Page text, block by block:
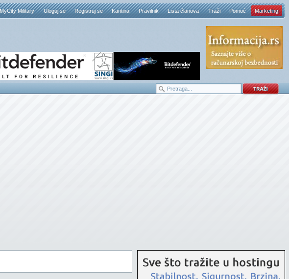
MyCity Military Uloguj se Registruj se Kantina Pravilnik Lista članova Traži Pomoć Marketing